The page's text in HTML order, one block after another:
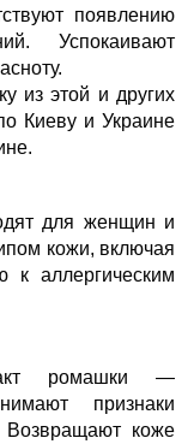
появлению
Успокаивают
из этой и других
Киеву и Украине
для женщин и
кожи, включая
к аллергическим
ромашки —
признаки
Возвращают коже